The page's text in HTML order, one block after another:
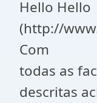
Hello Hello
(http://
Com
todas as
descritas